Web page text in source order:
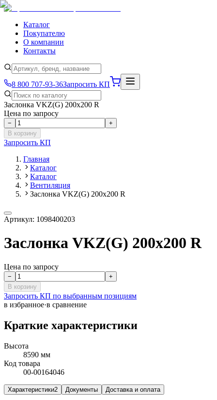
Каталог
Покупателю
О компании
Контакты
8 800 707-93-36Запросить КП
Заслонка VKZ(G) 200x200 R
Цена по запросу
−
+
В корзину
Запросить КП
Главная
Каталог
Каталог
Вентиляция
Заслонка VKZ(G) 200x200 R
Артикул: 1098400203
Заслонка VKZ(G) 200x200 R
Цена по запросу
−
+
В корзину
Запросить КП по выбранным позициям
в избранное·в сравнение
Краткие характеристики
Высота
8590 мм
Код товара
00-00164046
Характеристики2 Документы Доставка и оплата